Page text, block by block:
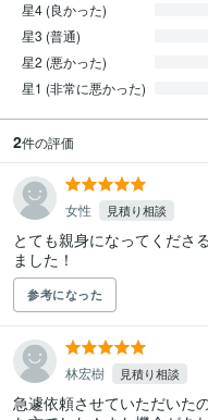
星4 (良かった)
星3 (普通)
星2 (悪かった)
星1 (非常に悪かった)
2件の評価
女性 見積り相談
とても親身になってくださ
ました！
参考になった
林宏樹 見積り相談
急遽依頼させていただいた